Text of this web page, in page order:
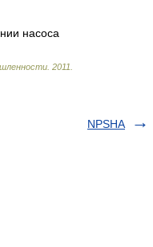
насоса
2011
NPSHA